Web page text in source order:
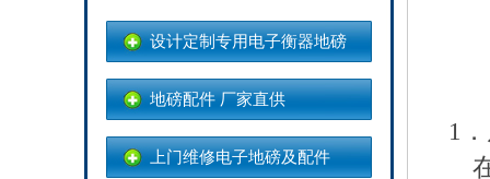
设计定制专用电子衡器地磅
地磅配件 厂家直供
上门维修电子地磅及配件
1．
在